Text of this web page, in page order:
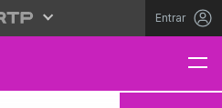
Entrar